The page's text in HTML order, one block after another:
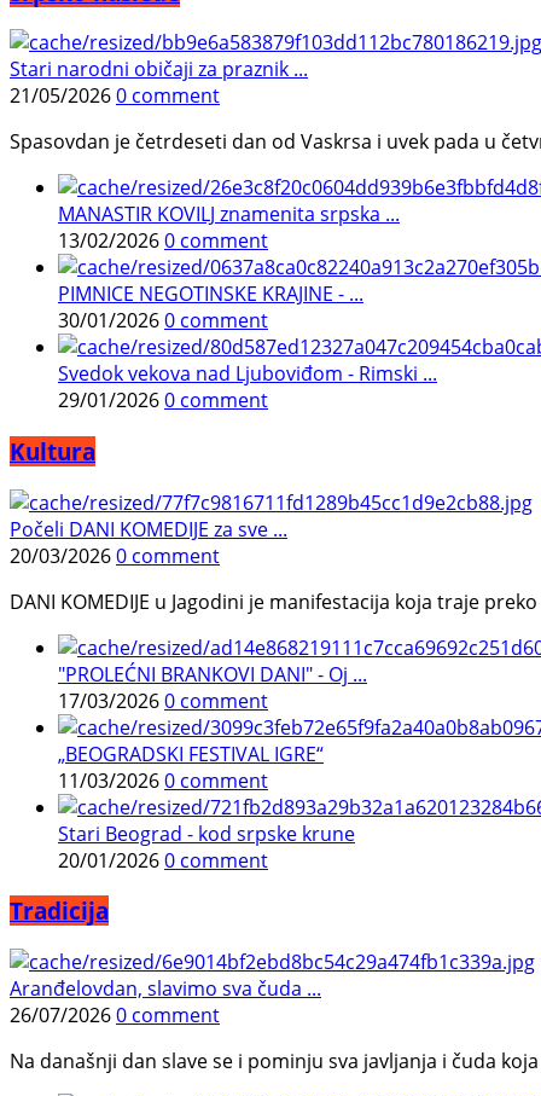
Stari narodni običaji za praznik ...
21/05/20260 comment
Spasovdan je četrdeseti dan od Vaskrsa i uvek pada u
MANASTIR KOVILJ znamenita srpska ...
13/02/20260 comment
PIMNICE NEGOTINSKE KRAJINE - ...
30/01/20260 comment
Svedok vekova nad Ljuboviđom - Rimski ...
29/01/20260 comment
Kultura
Počeli DANI KOMEDIJE za sve ...
20/03/20260 comment
DANI KOMEDIJE u Jagodini je manifestacija koja traje
"PROLEĆNI BRANKOVI DANI" - Oj ...
17/03/20260 comment
„BEOGRADSKI FESTIVAL IGRE“
11/03/20260 comment
Stari Beograd - kod srpske krune
20/01/20260 comment
Tradicija
Aranđelovdan, slavimo sva čuda ...
26/07/20260 comment
Na današnji dan slave se i pominju sva javljanja i čuda